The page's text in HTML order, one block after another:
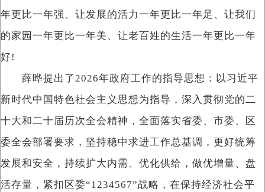
年更比一年强、让发展的活力一年更比一年足、让我们
的家园一年更比一年美、让老百姓的生活一年更比一年
好!
薛晔提出了2026年政府工作的指导思想：以习近平
新时代中国特色社会主义思想为指导，深入贯彻党的二
十大和二十届历次全会精神，全面落实省委、市委、区
委全会部署要求，坚持稳中求进工作总基调，更好统筹
发展和安全，持续扩大内需、优化供给，做优增量、盘
活存量，紧扣区委“1234567”战略，在保持经济社会平